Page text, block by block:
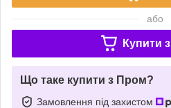
або
Купити з
Що таке купити з Пром?
Замовлення під захистом